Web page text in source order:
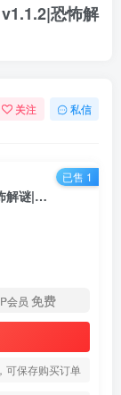
恐怖解
关注 私信
鬼打墙-8号出口/Dead end Exit 8 v1.1.2|恐怖解谜|容量1.1GB|免安装绿色中文版
会员 免费
可保存购买订单
已售 1